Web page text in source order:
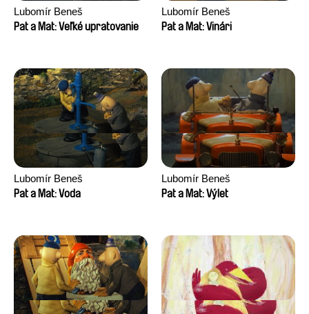
Lubomír Beneš
Pat a Mat: Veľké upratovanie
Lubomír Beneš
Pat a Mat: Vinári
Lubomír Beneš
Pat a Mat: Voda
Lubomír Beneš
Pat a Mat: Výlet